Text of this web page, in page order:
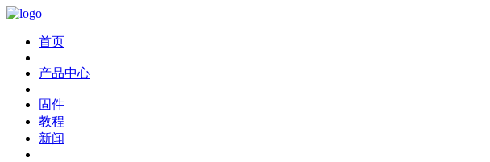
首页
产品中心
固件
教程
新闻